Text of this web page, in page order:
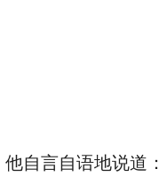
言自语地说道